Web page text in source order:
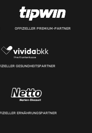
OFFIZIELLER PREMIUM-PARTNER
GESUNDHEITSPARTNER
ERNÄHRUNGSPARTNER